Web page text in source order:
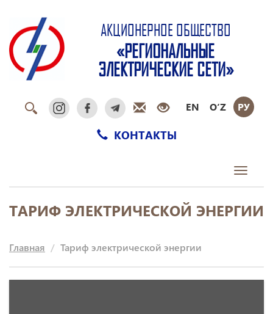
АКЦИОНЕРНОЕ ОБЩЕСТВО
«РЕГИОНАЛЬНЫЕ
ЭЛЕКТРИЧЕСКИЕ СЕТИ»
EN O‘Z РУ
КОНТАКТЫ
Toggle
ТАРИФ ЭЛЕКТРИЧЕСКОЙ ЭНЕРГИИ
Главная Тариф электрической энергии